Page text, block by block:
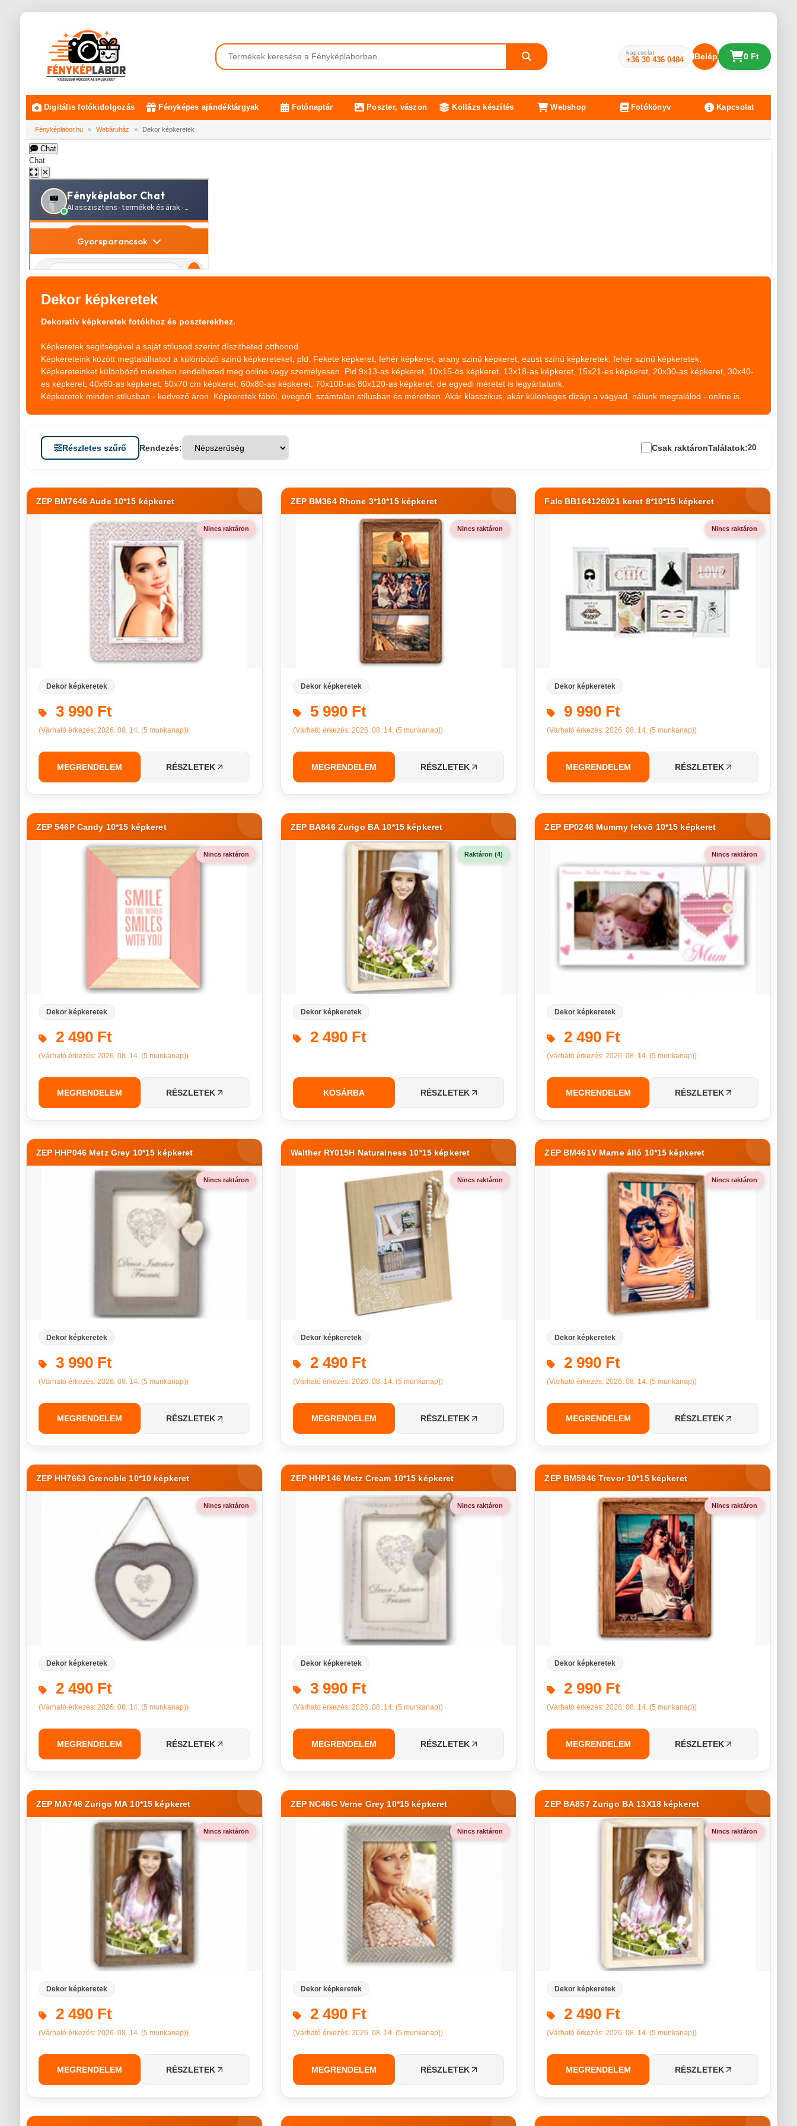
kapcsolat
+36 30 436 0484 Belépés 0 Ft
Digitális fotókidolgozás Fényképes ajándéktárgyak Fotónaptár Poszter, vászon Kollázs készítés Webshop Fotókönyv Kapcsolat
Fényképlabor.hu » Webáruház » Dekor képkeretek
Chat
Chat
✕
Dekor képkeretek
Dekoratív képkeretek fotókhoz és poszterekhez.
Képkeretek segítségével a saját stílusod szerint díszitheted otthonod.
Képkereteink között megtalálhatod a különböző színű képkereteket, pld. Fekete képkeret, fehér képkeret, arany színű képkeret, ezüst színű képkeretek, fehér színű képkeretek.
Képkereteinket különböző méretben rendelheted meg online vagy személyesen. Pld 9x13-as képkeret, 10x15-ös képkeret, 13x18-as képkeret, 15x21-es képkeret, 20x30-as képkeret, 30x40-
es képkeret, 40x60-as képkeret, 50x70 cm képkeret, 60x80-as képkeret, 70x100-as 80x120-as képkeret, de egyedi méretet is legyártatunk.
Képkeretek minden stílusban - kedvező áron. Képkeretek fából, üvegből, számtalan stílusban és méretben. Akár klasszikus, akár különleges dizájn a vágyad, nálunk megtalálod - online is.
Részletes szűrő Rendezés: Csak raktáronTalálatok:20
ZEP BM7646 Aude 10*15 képkeret
Nincs raktáron
Dekor képkeretek
3 990 Ft
(Várható érkezés: 2026. 08. 14. (5 munkanap))
MEGRENDELEM RÉSZLETEK
ZEP BM364 Rhone 3*10*15 képkeret
Nincs raktáron
Dekor képkeretek
5 990 Ft
(Várható érkezés: 2026. 08. 14. (5 munkanap))
MEGRENDELEM RÉSZLETEK
Falc BB164126021 keret 8*10*15 képkeret
Nincs raktáron
Dekor képkeretek
9 990 Ft
(Várható érkezés: 2026. 08. 14. (5 munkanap))
MEGRENDELEM RÉSZLETEK
ZEP 546P Candy 10*15 képkeret
Nincs raktáron
Dekor képkeretek
2 490 Ft
(Várható érkezés: 2026. 08. 14. (5 munkanap))
MEGRENDELEM RÉSZLETEK
ZEP BA846 Zurigo BA 10*15 képkeret
Raktáron (4)
Dekor képkeretek
2 490 Ft
KOSÁRBA RÉSZLETEK
ZEP EP0246 Mummy fekvõ 10*15 képkeret
Nincs raktáron
Dekor képkeretek
2 490 Ft
(Várható érkezés: 2026. 08. 14. (5 munkanap))
MEGRENDELEM RÉSZLETEK
ZEP HHP046 Metz Grey 10*15 képkeret
Nincs raktáron
Dekor képkeretek
3 990 Ft
(Várható érkezés: 2026. 08. 14. (5 munkanap))
MEGRENDELEM RÉSZLETEK
Walther RY015H Naturalness 10*15 képkeret
Nincs raktáron
Dekor képkeretek
2 490 Ft
(Várható érkezés: 2026. 08. 14. (5 munkanap))
MEGRENDELEM RÉSZLETEK
ZEP BM461V Marne álló 10*15 képkeret
Nincs raktáron
Dekor képkeretek
2 990 Ft
(Várható érkezés: 2026. 08. 14. (5 munkanap))
MEGRENDELEM RÉSZLETEK
ZEP HH7663 Grenoble 10*10 képkeret
Nincs raktáron
Dekor képkeretek
2 490 Ft
(Várható érkezés: 2026. 08. 14. (5 munkanap))
MEGRENDELEM RÉSZLETEK
ZEP HHP146 Metz Cream 10*15 képkeret
Nincs raktáron
Dekor képkeretek
3 990 Ft
(Várható érkezés: 2026. 08. 14. (5 munkanap))
MEGRENDELEM RÉSZLETEK
ZEP BM5946 Trevor 10*15 képkeret
Nincs raktáron
Dekor képkeretek
2 990 Ft
(Várható érkezés: 2026. 08. 14. (5 munkanap))
MEGRENDELEM RÉSZLETEK
ZEP MA746 Zurigo MA 10*15 képkeret
Nincs raktáron
Dekor képkeretek
2 490 Ft
(Várható érkezés: 2026. 08. 14. (5 munkanap))
MEGRENDELEM RÉSZLETEK
ZEP NC46G Verne Grey 10*15 képkeret
Nincs raktáron
Dekor képkeretek
2 490 Ft
(Várható érkezés: 2026. 08. 14. (5 munkanap))
MEGRENDELEM RÉSZLETEK
ZEP BA857 Zurigo BA 13X18 képkeret
Nincs raktáron
Dekor képkeretek
2 490 Ft
(Várható érkezés: 2026. 08. 14. (5 munkanap))
MEGRENDELEM RÉSZLETEK